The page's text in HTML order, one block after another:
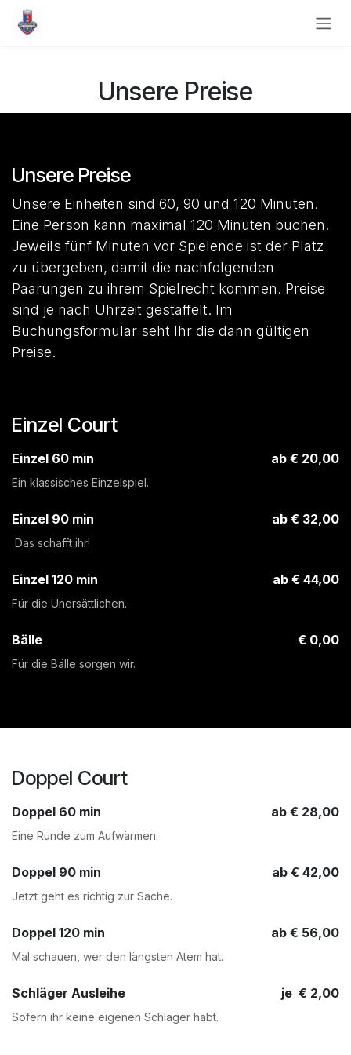
Zum Inhalt springen
Unsere Preise
Unsere Preise
Unsere Einheiten sind 60, 90 und 120 Minuten.
Eine Person kann maximal 120 Minuten buchen.
Jeweils fünf Minuten vor Spielende ist der Platz
zu übergeben, damit die nachfolgenden
Paarungen zu ihrem Spielrecht kommen. Preise
sind je nach Uhrzeit gestaffelt. Im
Buchungsformular seht Ihr die dann gültigen
Preise.
Einzel Court
Einzel 60 min ab € 20,00
Ein klassisches Einzelspiel.
Einzel 90 min ab € 32,00
Das schafft ihr!
Einzel 120 min ab € 44,00
Für die Unersättlichen.
Bälle € 0,00
Für die Bälle sorgen wir.
Doppel Court
Doppel 60 min ab € 28,00
Eine Runde zum Aufwärmen.
Doppel 90 min ab € 42,00
Jetzt geht es richtig zur Sache.
Doppel 120 min ab € 56,00
Mal schauen, wer den längsten Atem hat.
Schläger Ausleihe je € 2,00
Sofern ihr keine eigenen Schläger habt.